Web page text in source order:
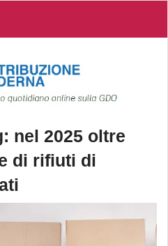
nel 2025 oltre
di rifiuti di